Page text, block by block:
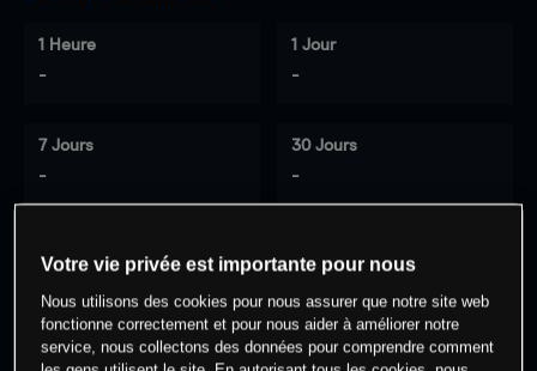
1 Heure
-
1 Jour
-
7 Jours
-
30 Jours
-
0 % des clients ont une position à
cet actif
Votre vie privée est importante pour nous
Nous utilisons des cookies pour nous assurer que notre site web
fonctionne correctement et pour nous aider à améliorer notre
service, nous collectons des données pour comprendre comment